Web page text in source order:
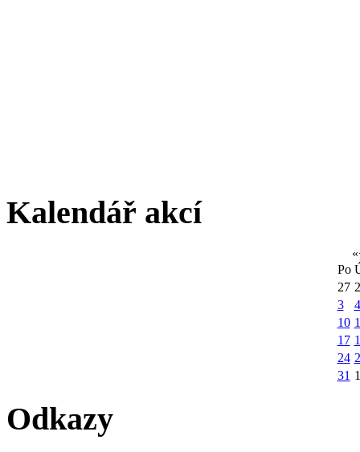
Kalendář akcí
«
Po
27
3
4
10
17
24
31 1
Odkazy